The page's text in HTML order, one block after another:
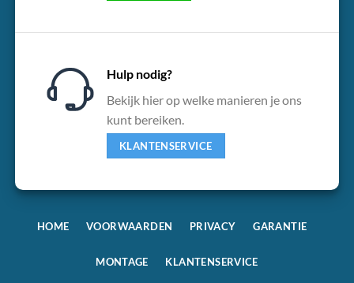
Hulp nodig?
Bekijk hier op welke manieren je ons
kunt bereiken.
KLANTENSERVICE
HOME VOORWAARDEN PRIVACY GARANTIE
MONTAGE KLANTENSERVICE